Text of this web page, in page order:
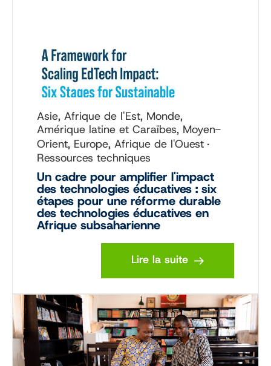
Asie, Afrique de l'Est, Monde,
Amérique latine et Caraïbes, Moyen-
Orient, Europe, Afrique de l'Ouest
Ressources techniques
Un cadre pour amplifier l'impact
des technologies éducatives : six
étapes pour une réforme durable
des technologies éducatives en
Afrique subsaharienne
Lire la suite